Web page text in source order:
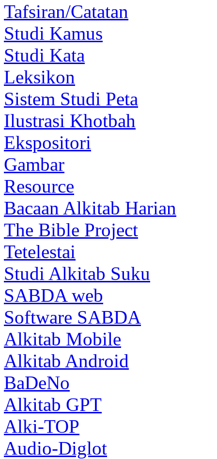
Tafsiran/Catatan
Studi Kamus
Studi Kata
Leksikon
Sistem Studi Peta
Ilustrasi Khotbah
Ekspositori
Gambar
Resource
Bacaan Alkitab Harian
The Bible Project
Tetelestai
Studi Alkitab Suku
SABDA web
Software SABDA
Alkitab Mobile
Alkitab Android
BaDeNo
Alkitab GPT
Alki-TOP
Audio-Diglot